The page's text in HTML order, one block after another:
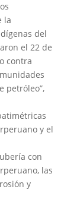
la
del
el 22 de
contra
petróleo”,
y el
con
las
y